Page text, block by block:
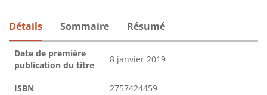
Détails Sommaire Résumé
Date de première
publication du titre
8 janvier 2019
ISBN 2757424459